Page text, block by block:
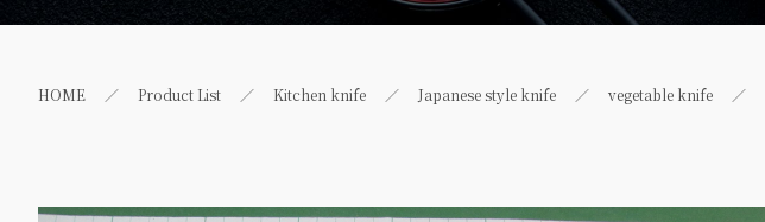
HOME Product List Kitchen knife Japanese style knife vegetable knife